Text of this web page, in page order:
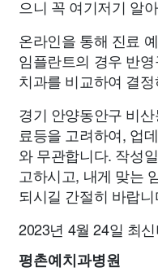
으니 꼭 여기저기 알
온라인을 통해 진료
임플란트의 경우 반
치과를 비교하여 결
경기 안양동안구 비
료등을 고려하여, 업
와 무관합니다. 작성
고하시고, 내게 맞는
되시길 간절히 바랍니
2023년 4월 24일 최
평촌예치과병원